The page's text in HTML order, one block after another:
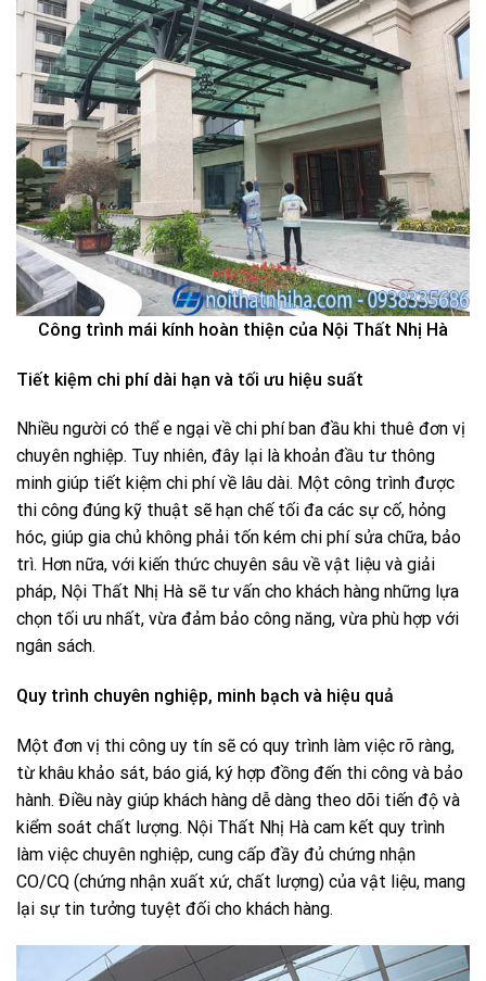
Công trình mái kính hoàn thiện của Nội Thất Nhị Hà
Tiết kiệm chi phí dài hạn và tối ưu hiệu suất
Nhiều người có thể e ngại về chi phí ban đầu khi thuê đơn vị
chuyên nghiệp. Tuy nhiên, đây lại là khoản đầu tư thông
minh giúp tiết kiệm chi phí về lâu dài. Một công trình được
thi công đúng kỹ thuật sẽ hạn chế tối đa các sự cố, hỏng
hóc, giúp gia chủ không phải tốn kém chi phí sửa chữa, bảo
trì. Hơn nữa, với kiến thức chuyên sâu về vật liệu và giải
pháp, Nội Thất Nhị Hà sẽ tư vấn cho khách hàng những lựa
chọn tối ưu nhất, vừa đảm bảo công năng, vừa phù hợp với
ngân sách.
Quy trình chuyên nghiệp, minh bạch và hiệu quả
Một đơn vị thi công uy tín sẽ có quy trình làm việc rõ ràng,
từ khâu khảo sát, báo giá, ký hợp đồng đến thi công và bảo
hành. Điều này giúp khách hàng dễ dàng theo dõi tiến độ và
kiểm soát chất lượng. Nội Thất Nhị Hà cam kết quy trình
làm việc chuyên nghiệp, cung cấp đầy đủ chứng nhận
CO/CQ (chứng nhận xuất xứ, chất lượng) của vật liệu, mang
lại sự tin tưởng tuyệt đối cho khách hàng.